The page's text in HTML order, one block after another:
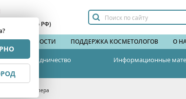
по РФ)
НОВОСТИ ПОДДЕРЖКА КОСМЕТОЛОГОВ О
Сотрудничество Информационные
для мезороллера